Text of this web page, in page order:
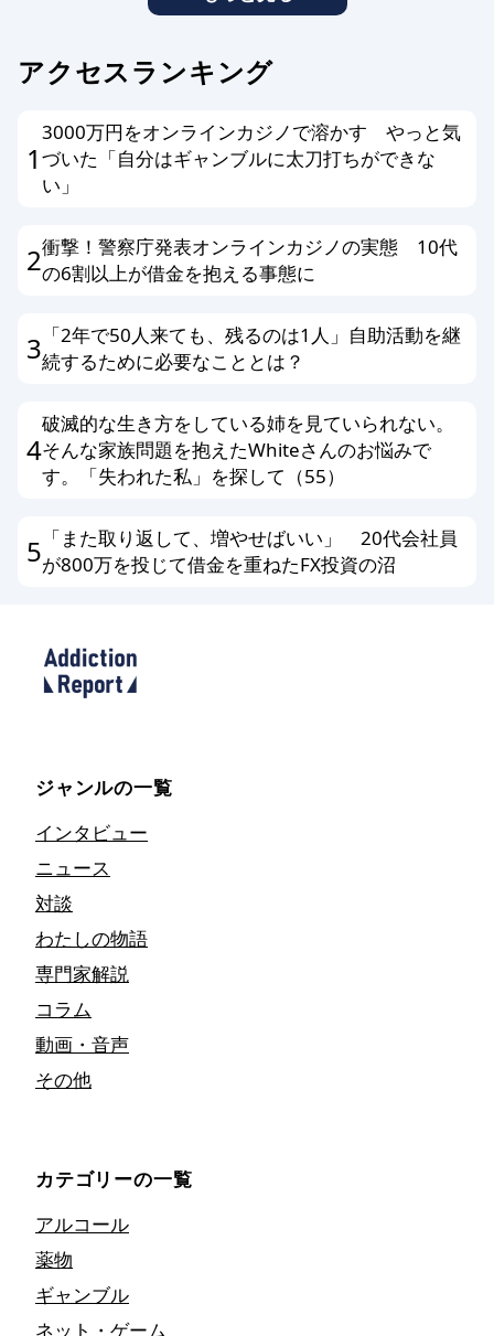
アクセスランキング
1
3000万円をオンラインカジノで溶かす やっと気
づいた「自分はギャンブルに太刀打ちができな
い」
2衝撃！警察庁発表オンラインカジノの実態 10代
の6割以上が借金を抱える事態に
3 「2年で50人来ても、残るのは1人」自助活動を継
続するために必要なこととは？
4
破滅的な生き方をしている姉を見ていられない。
そんな家族問題を抱えたWhiteさんのお悩みで
す。「失われた私」を探して（55）
5 「また取り返して、増やせばいい」 20代会社員
が800万を投じて借金を重ねたFX投資の沼
ジャンルの一覧
インタビュー
ニュース
対談
わたしの物語
専門家解説
コラム
動画・音声
その他
カテゴリーの一覧
アルコール
薬物
ギャンブル
ネット・ゲーム